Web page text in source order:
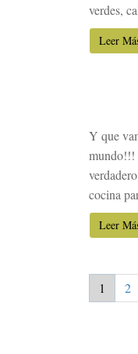
verdes,
Leer
Y que
mundo!!!
cocina
Leer
1 2